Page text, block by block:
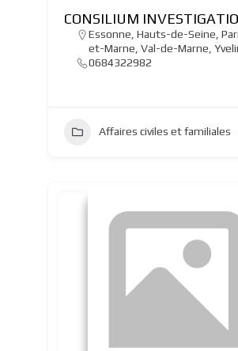
CONSILIUM
Essonne Hauts-de-Seine
et-Marne Val-de-Marne
0684322982
Affaires civiles et familiales